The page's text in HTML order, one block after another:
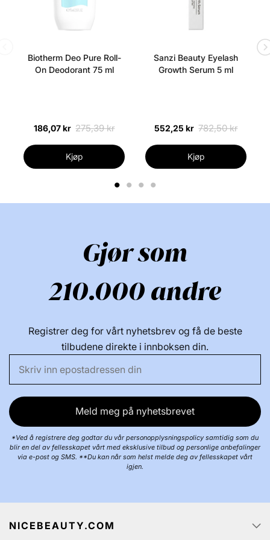
Biotherm Deo Pure Roll-
On Deodorant 75 ml
186,07 kr 275,39 kr
Kjøp
Sanzi Beauty Eyelash
Growth Serum 5 ml
552,25 kr 782,50 kr
Kjøp
1 2 3 4
Gjør som
210.000 andre
Registrer deg for vårt nyhetsbrev og få de beste
tilbudene direkte i innboksen din.
Meld meg på nyhetsbrevet
*Ved å registrere deg godtar du vår personopplysningspolicy samtidig som du
blir en del av fellesskapet vårt med eksklusive tilbud og personlige anbefalinger
via e-post og SMS. **Du kan når som helst melde deg av fellesskapet vårt
igjen.
NICEBEAUTY.COM